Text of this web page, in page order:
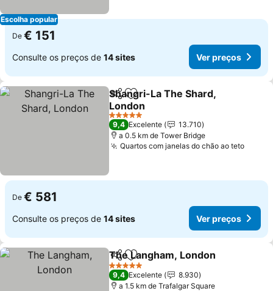
Escolha popular
De € 151
Consulte os preços de 14 sites Ver preços
PartilharAdicionar aos favoritos
Shangri-La The Shard,
London
Ver preços
5 Estrelas
9,4 Excelente
13.710
a 0.5 km de Tower Bridge
Quartos com janelas do chão ao tetoVer
De € 581
Consulte os preços de 14 sites Ver preços
PartilharAdicionar aos favoritos
The Langham, London
5 Estrelas
9,4 Excelente
8.930
a 1.5 km de Trafalgar Square